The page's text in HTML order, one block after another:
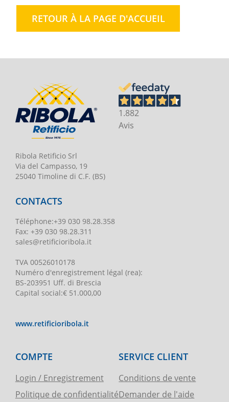
RETOUR À LA PAGE D'ACCUEIL
Ribola Retificio Srl
Via del Campasso, 19
25040 Timoline di C.F. (BS)
1.882
Avis
CONTACTS
Téléphone:+39 030 98.28.358
Fax: +39 030 98.28.311
sales@retificioribola.it
TVA 00526010178
Numéro d'enregistrement légal (rea):
BS-203951 Uff. di Brescia
Capital social:€ 51.000,00
www.retificioribola.it
COMPTE
Login / Enregistrement
Politique de confidentialité
SERVICE CLIENT
Conditions de vente
Demander de l'aide